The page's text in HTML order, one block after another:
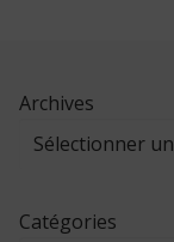
Archives
Catégories